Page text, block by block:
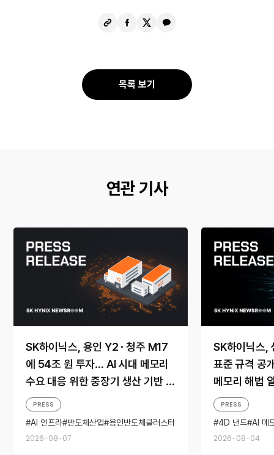
URL
페
공
X
카
목록 보기
연관 기사
SK하이닉스, 용인 Y2 ∙ 청주 M17
에 54조 원 투자… AI 시대 메모리
수요 대응 위한 중장기 생산 기반 확
보
2026-08-07
PRESS
AI 인프라 반도체산업 용인반도체클러스터
청주캠퍼스
SK하이닉스,
표준 규격 공
메모리 해법
2026-08-04
PRESS
4D 낸드 AI 메